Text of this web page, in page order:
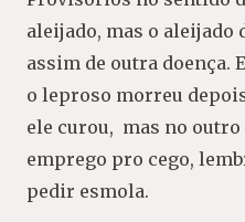
aleijado, mas o aleijado
assim de outra doença.
o leproso morreu
ele curou, mas no
emprego pro cego,
pedir esmola.